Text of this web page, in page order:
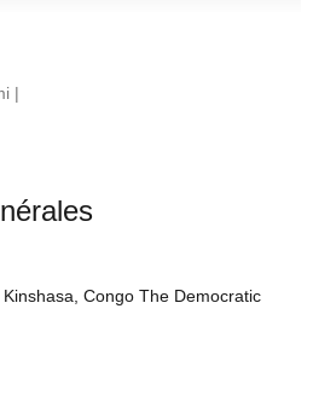
|
Kinshasa, Congo The Democratic